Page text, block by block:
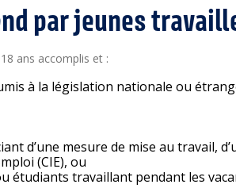
par jeunes
ans accomplis et :
à la législation nationale ou
d’une mesure de mise au travail,
(CIE), ou
étudiants travaillant pendant les